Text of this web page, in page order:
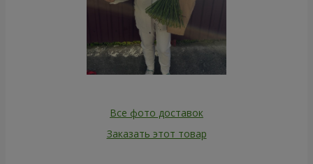
Все фото доставок
Заказать этот товар